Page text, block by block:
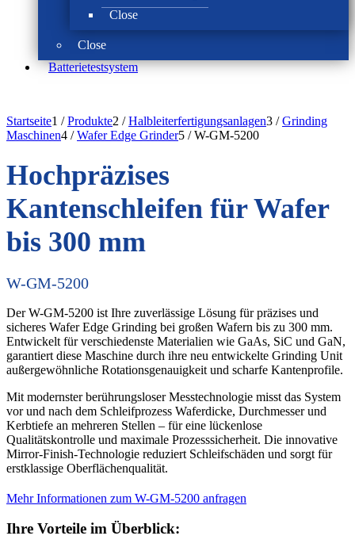
Close
Close
Batterie­test­system
Startseite1 / Produkte2 / Halbleiterfertigungsanlagen3 / Grinding
Maschinen4 / Wafer Edge Grinder5 / W-GM-5200
Hochpräzises
Kantenschleifen für Wafer
bis 300 mm
W-GM-5200
Der W-GM-5200 ist Ihre zuverlässige Lösung für präzises und
sicheres Wafer Edge Grinding bei großen Wafern bis zu 300 mm.
Entwickelt für verschiedenste Materialien wie GaAs, SiC und GaN,
garantiert diese Maschine durch ihre neu entwickelte Grinding Unit
außergewöhnliche Rotationsgenauigkeit und scharfe Kantenprofile.
Mit modernster berührungsloser Messtechnologie misst das System
vor und nach dem Schleifprozess Waferdicke, Durchmesser und
Kerbtiefe an mehreren Stellen – für eine lückenlose
Qualitätskontrolle und maximale Prozesssicherheit. Die innovative
Mirror-Finish-Technologie reduziert Schleifschäden und sorgt für
erstklassige Oberflächenqualität.
Mehr Informationen zum W-GM-5200 anfragen
Ihre Vorteile im Überblick: